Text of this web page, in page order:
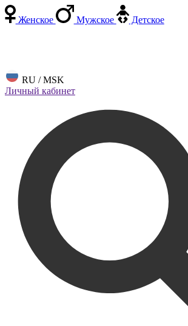
Женское Мужское Детское
RU / MSK
Личный кабинет